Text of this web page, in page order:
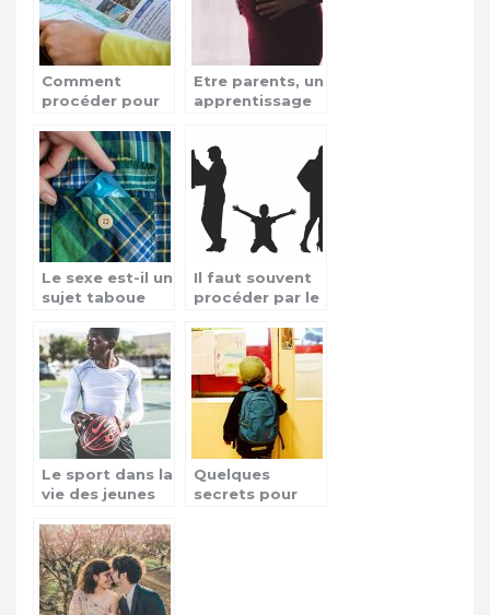
Comment
procéder pour
message ?
Etre parents, un
apprentissage
Le sexe est-il un
sujet taboue
et enfants ?
Il faut souvent
procéder par le
résoudre les
différends
Le sport dans la
vie des jeunes
Quelques
secrets pour